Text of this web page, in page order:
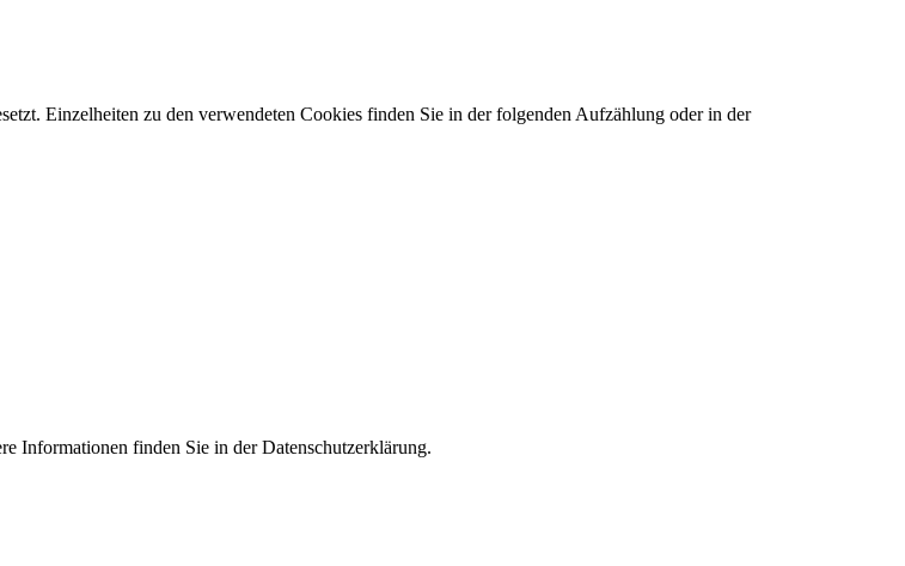
Einzelheiten zu den verwendeten Cookies finden Sie in der folgenden Aufzählung oder in der
Informationen finden Sie in der Datenschutzerklärung.